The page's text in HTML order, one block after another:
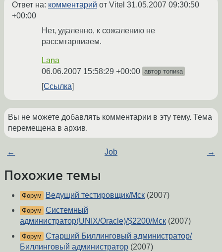
Ответ на: комментарий от Vitel 31.05.2007 09:30:50
+00:00
Нет, удаленно, к сожалению не
рассмтарвиаем.
Lana
06.06.2007 15:58:29 +00:00 автор топика
Ссылка
Вы не можете добавлять комментарии в эту тему. Тема
перемещена в архив.
← Job →
Похожие темы
Форум Ведущий тестировщик/Мск (2007)
Форум Системный
администратор(UNIX/Oracle)/$2200/Мск (2007)
Форум Старший Биллинговый администратор/
Биллинговый администратор (2007)